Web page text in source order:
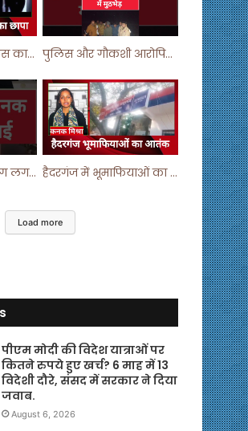
मसाज पार्लर पर पुलिस का छापा ! #viralvideo #trending #parlour पुलिस और गौकशी आरोपियों में मुठभेड़ ! #shortvideo #shorts #shortsfeed
होतक में अचानक आग लगने से मचा हड़कंप ! #shortsfeed #shorts #viralshorts हैदरगंज में भूमाफियाओं का आतंक ! #upnews #viral #viralvideo
Load more
पीएम मोदी की विदेश यात्राओं पर
कितने रुपये हुए खर्च? 6 माह में 13
विदेशी दौरे, संसद में सरकार ने दिया
जवाब.
August 6, 2026